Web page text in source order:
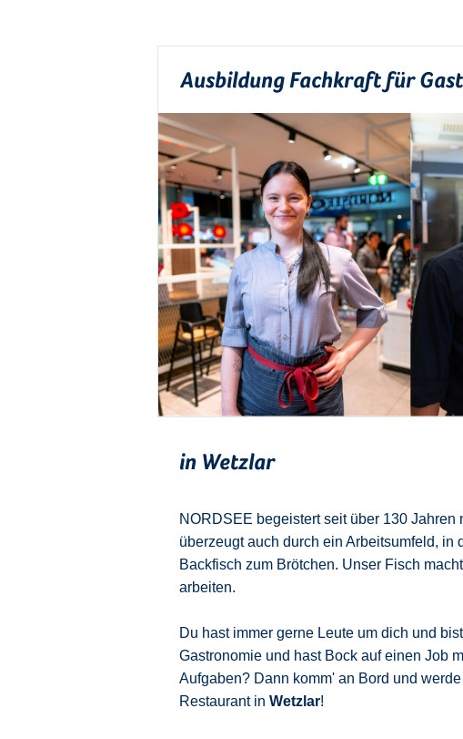
Ausbildung Fachkraft für
in Wetzlar
NORDSEE begeistert seit über 130
überzeugt auch durch ein Arbeitsumfeld,
Backfisch zum Brötchen. Unser Fisch
arbeiten.
Du hast immer gerne Leute um dich und
Gastronomie und hast Bock auf einen Job
Aufgaben? Dann komm' an Bord und werde
Restaurant in Wetzlar!